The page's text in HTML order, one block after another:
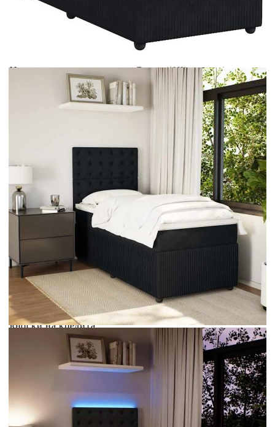
Безплатна доставка до адрес при плащане по банков път
Материал:
Текстил (100% полиестер)
100 x 200 x 5 см (Ш x Д x В)
55 см
IP65
Дължина на USB кабела:
Покет пружини, пяна
Твърдост:
Средна
Купи на изплащане
Credit calculator
Боксспринг легло с матрак, черно, 100x200 см, кадифе
Please select credit institution
Цена на продукта: €400.00
Extraction of information from credit institutions
Предоставената таблица е с информационна цел.
Добавете продукта в количката си с бутона "Добави в
количката" и при поръчка ще можете да изберете броя
вноски на кредита.
Acest tabel are caracter informativ. Adăugați produsul în
coșul de cumpărături unde veți putea selecta detaliile
cererii de creditare.
Предоставената таблица е с информационна цел.
Добавете продукта в количката си с бутона "Добави в
количката" и при поръчка ще можете да изберете броя